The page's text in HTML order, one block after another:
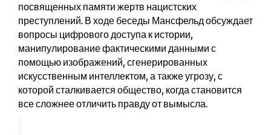
посвященных памяти жертв нацистских
преступлений. В ходе беседы Мансфельд обсуждает
вопросы цифрового доступа к истории,
манипулирование фактическими данными с
помощью изображений, сгенерированных
искусственным интеллектом, а также угрозу, с
которой сталкивается общество, когда становится
все сложнее отличить правду от вымысла.